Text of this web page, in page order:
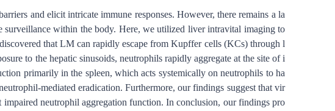
and elicit intricate immune responses. However, there remains a la
within the body. Here, we utilized liver intravital imaging to
that LM can rapidly escape from Kupffer cells (KCs) through l
to the hepatic sinusoids, neutrophils rapidly aggregate at the site of i
primarily in the spleen, which acts systemically on neutrophils to ha
mediated eradication. Furthermore, our findings suggest that vir
neutrophil aggregation function. In conclusion, our findings pro